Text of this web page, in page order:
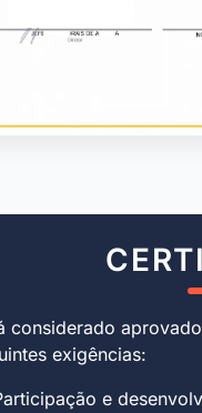
considerado
exigências:
e